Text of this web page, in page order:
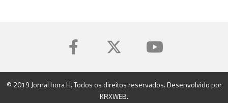
© 2019 Jornal hora H. Todos os direitos reservados. Desenvolvido por
KRXWEB.